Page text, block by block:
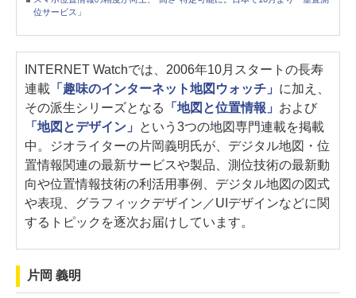
位サービス」
INTERNET Watchでは、2006年10月スタートの長寿
連載「趣味のインターネット地図ウォッチ」 に加え、
その派生シリーズとなる
「地図と位置情報」 および
「地図とデザイン」
という3つの地図専門連載を掲載
中。ジオライターの片岡義明氏が、デジタル地図・位
置情報関連の最新サービスや製品、測位技術の最新動
向や位置情報技術の利活用事例、デジタル地図の図式
や表現、グラフィックデザイン／UIデザインなどに関
するトピックを逐次お届けしています。
片岡 義明